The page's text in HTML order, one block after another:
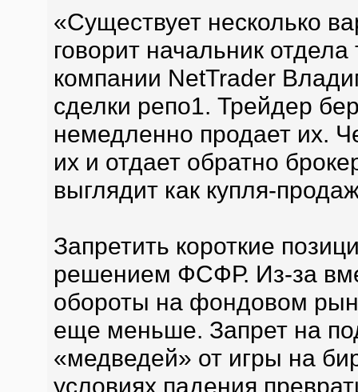
«Существует несколько
говорит начальник
компании NetTrader
сделки репо1. Трейдер
немедленно продает их.
их и отдает обратно
выглядит как купля-
Запретить короткие
решением ФСФР. Из-за
обороты на фондовом
еще меньше. Запрет на
«медведей» от игры на
условиях падения